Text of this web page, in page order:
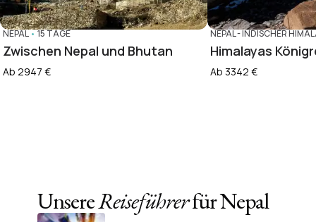
NEPAL • 15 TAGE
Zwischen Nepal und Bhutan
Ab 2947 €
NEPAL-INDISCHER
Himalayas
Ab 3342 €
UnsereReiseführerfür Nepal